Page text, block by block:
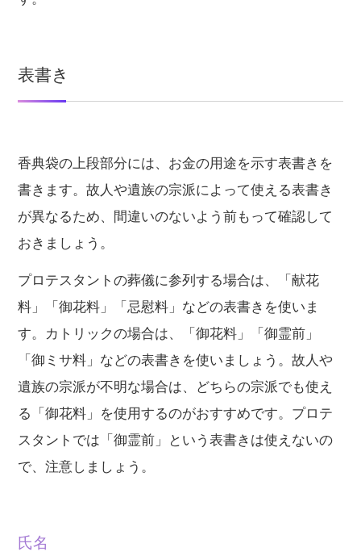
表書き
香典袋の上段部分には、お金の用途を示す表書きを
書きます。故人や遺族の宗派によって使える表書き
が異なるため、間違いのないよう前もって確認して
おきましょう。
プロテスタントの葬儀に参列する場合は、「献花
料」「御花料」「忌慰料」などの表書きを使いま
す。カトリックの場合は、「御花料」「御霊前」
「御ミサ料」などの表書きを使いましょう。故人や
遺族の宗派が不明な場合は、どちらの宗派でも使え
る「御花料」を使用するのがおすすめです。プロテ
スタントでは「御霊前」という表書きは使えないの
で、注意しましょう。
氏名